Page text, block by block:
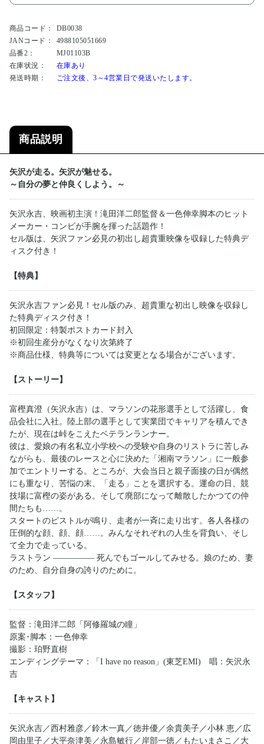
商品コード：
DB0038
JANコード：
4988105051669
品番2：
MJ01103B
在庫状況：
在庫あり
発送時期：
ご注文後、3～4営業日で発送いたします。
商品説明
矢沢が走る。矢沢が魅せる。
～自分の夢と仲良くしよう。～
矢沢永吉、映画初主演！滝田洋二郎監督＆一色伸幸脚本のヒット
メーカー・コンビが手腕を揮った話題作！
セル版は、矢沢ファン必見の初出し超貴重映像を収録した特典デ
ィスク付き！
【特典】
矢沢永吉ファン必見！セル版のみ、超貴重な初出し映像を収録し
た特典ディスク付き！
初回限定：特製ポストカード封入
※初回生産分がなくなり次第終了
※商品仕様、特典等については変更となる場合がございます。
【ストーリー】
富樫真澄（矢沢永吉）は、マラソンの花形選手として活躍し、食
品会社に入社。陸上部の選手として実業団でキャリアを積んでき
たが、現在は峠をこえたベテランランナー。
彼は、愛娘の有名私立小学校への受験や自身のリストラに苦しみ
ながらも、最後のレースと心に決めた「湘南マラソン」に一般参
加でエントリーする。ところが、大会当日と親子面接の日が偶然
にも重なり、苦悩の末、「走る」ことを選択する。運命の日、競
技場に富樫の姿がある。そして廃部になって離散したかつての仲
間たちも……。
スタートのピストルが鳴り、走者が一斉に走り出す。各人各様の
圧倒的な顔、顔、顔……。みんなそれぞれの人生を背負い、そし
て全力で走っている。
ラストラン ――――― 死んでもゴールしてみせる。娘のため、妻
のため、自分自身の誇りのために。
【スタッフ】
監督：滝田洋二郎「阿修羅城の瞳」
原案･脚本：一色伸幸
撮影：珀野直樹
エンディングテーマ：「I have no reason」(東芝EMI) 唱：矢沢永
吉
【キャスト】
矢沢永吉／西村雅彦／鈴木一真／徳井優／余貴美子／小林 恵／広
岡由里子／大平奈津美／永島敏行／岸部一徳／もたいまさこ／大